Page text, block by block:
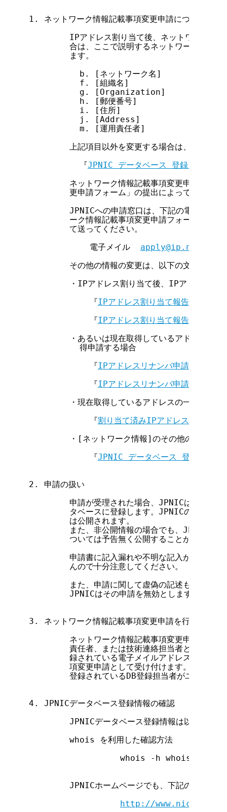
1. ネットワーク情報記載事項変更申請について
IPアドレス割り当て後、ネットワーク情報
合は、ここで説明するネットワーク情報記
        ます。
          b. [ネットワーク名]
          f. [組織名]
          g. [Organization]
          h. [郵便番号]
          i. [住所]
          j. [Address]
          m. [運用責任者]
上記項目以外を変更する場合は、以下の文
          『
JPNIC データベース 登録・変更ガ
ネットワーク情報記載事項変更申請は、「
更申請フォーム」の提出によって行われま
JPNICへの申請窓口は、下記の電子メイル
ーク情報記載事項変更申請フォームに必要
        て送ってください。
            電子メイル
その他の情報の変更は、以下の文書を参照
・IPアドレス割り当て後、IPアドレスを
            『
IPアドレス割り当て報告申請処
            『
IPアドレス割り当て報告申請処
・あるいは現在取得しているアドレスを全
          得申請する場合
            『
IPアドレスリナンバ申請について
            『
IPアドレスリナンバ申請につい
・現在取得しているアドレスの一部あるい
            『
割り当て済みIPアドレスの返却申
・[ネットワーク情報]のその他の項目変
            『
JPNIC データベース 登録・変更
2. 申請の扱い
申請が受理された場合、JPNICは申請書に
タベースに登録します。JPNICのデータベ
        は公開されます。
また、非公開情報の場合でも、JPNICが公
ついては予告無く公開することがあります
申請書に記入漏れや不明な記入があった場
        んので十分注意してください。
また、申請に関して虚偽の記述もしくは虚
        JPNICはその申請を無効とします。
3. ネットワーク情報記載事項変更申請を行う資格
ネットワーク情報記載事項変更申請は、そ
責任者、または技術連絡担当者としてあ
録されている電子メイルアドレスから送
項変更申請として受け付けます。また、
登録されているDB登録担当者がユーザに代
4. JPNICデータベース登録情報の確認
JPNICデータベース登録情報は以下の方法
        whois を利用した確認方法
whois -h
JPNICホームページでも、下記のURLから
http://